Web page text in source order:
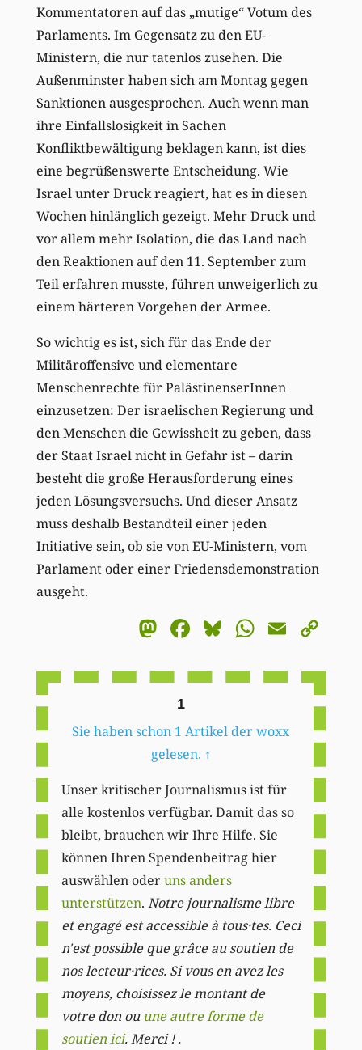
Kommentatoren auf das „mutige“ Votum des
Parlaments. Im Gegensatz zu den EU-
Ministern, die nur tatenlos zusehen. Die
Außenminster haben sich am Montag gegen
Sanktionen ausgesprochen. Auch wenn man
ihre Einfallslosigkeit in Sachen
Konfliktbewältigung beklagen kann, ist dies
eine begrüßenswerte Entscheidung. Wie
Israel unter Druck reagiert, hat es in diesen
Wochen hinlänglich gezeigt. Mehr Druck und
vor allem mehr Isolation, die das Land nach
den Reaktionen auf den 11. September zum
Teil erfahren musste, führen unweigerlich zu
einem härteren Vorgehen der Armee.
So wichtig es ist, sich für das Ende der
Militäroffensive und elementare
Menschenrechte für PalästinenserInnen
einzusetzen: Der israelischen Regierung und
den Menschen die Gewissheit zu geben, dass
der Staat Israel nicht in Gefahr ist – darin
besteht die große Herausforderung eines
jeden Lösungsversuchs. Und dieser Ansatz
muss deshalb Bestandteil einer jeden
Initiative sein, ob sie von EU-Ministern, vom
Parlament oder einer Friedensdemonstration
ausgeht.
Mastodon
Facebook
BlueskyEmail
1
Sie haben schon 1 Artikel der woxx
gelesen. ↑
Unser kritischer Journalismus ist für
alle kostenlos verfügbar. Damit das so
bleibt, brauchen wir Ihre Hilfe. Sie
können Ihren Spendenbeitrag hier
auswählen oderuns anders
unterstützen. Notre journalisme libre
et engagé est accessible à tous·tes. Ceci
n'est possible que grâce au soutien de
nos lecteur·rices. Si vous en avez les
moyens, choisissez le montant de
votre don ou une autre forme de
soutien ici. Merci ! .